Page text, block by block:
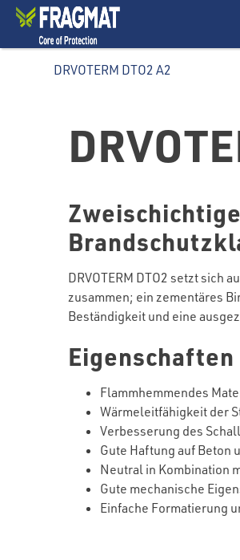
DRVOTERM DTO2 A2
DRVOTERM DTO2 setzt
zusammen; ein zementäres
Beständigkeit und eine
Eigenschaften
Flammhemmendes
Wärmeleitfähigkeit der
Verbesserung des
Gute Haftung auf Beton
Neutral in Kombination
Gute mechanische
Einfache Formatierung